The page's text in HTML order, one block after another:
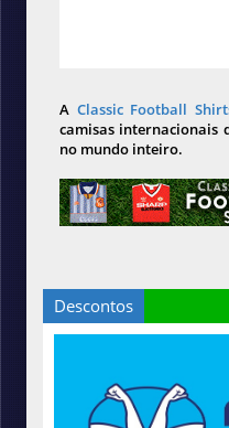
A Classic Football
camisas internacionais
no mundo inteiro.
Descontos